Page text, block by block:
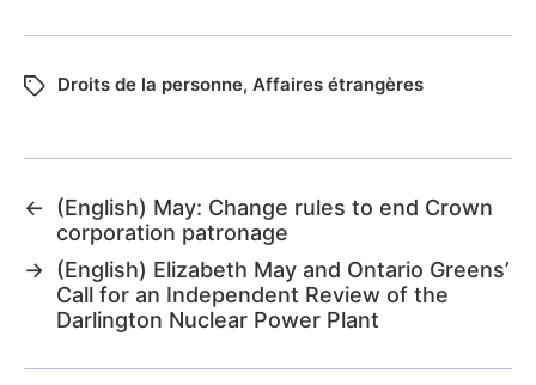
Droits de la personne, Affaires étrangères
←
(English) May: Change rules to end Crown
corporation patronage
→ (English) Elizabeth May and Ontario Greens’
Call for an Independent Review of the
Darlington Nuclear Power Plant